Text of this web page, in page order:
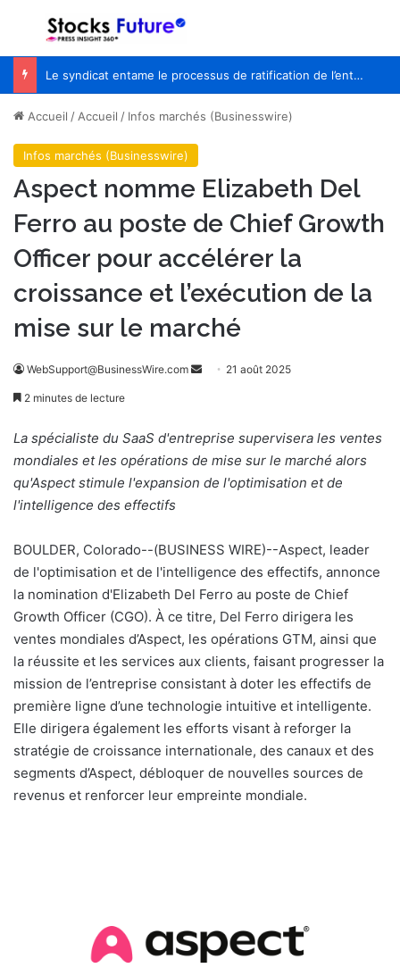
Menu
Le syndicat entame le processus de ratification de l’entente de principe avec WestJet
Accueil /Accueil / Infos marchés (Businesswire)
Infos marchés (Businesswire)
Aspect nomme Elizabeth Del
Ferro au poste de Chief Growth
Officer pour accélérer la
croissance et l’exécution de la
mise sur le marché
WebSupport@BusinessWire.com
o
y
e
o
r
e
l
21 août 2025
2 minutes de lecture
La spécialiste du SaaS d'entreprise supervisera les ventes
mondiales et les opérations de mise sur le marché alors
qu'Aspect stimule l'expansion de l'optimisation et de
l'intelligence des effectifs
BOULDER, Colorado--(BUSINESS WIRE)--Aspect, leader
de l'optimisation et de l'intelligence des effectifs, annonce
la nomination d'Elizabeth Del Ferro au poste de Chief
Growth Officer (CGO). À ce titre, Del Ferro dirigera les
ventes mondiales d’Aspect, les opérations GTM, ainsi que
la réussite et les services aux clients, faisant progresser la
mission de l’entreprise consistant à doter les effectifs de
première ligne d’une technologie intuitive et intelligente.
Elle dirigera également les efforts visant à reforger la
stratégie de croissance internationale, des canaux et des
segments d’Aspect, débloquer de nouvelles sources de
revenus et renforcer leur empreinte mondiale.